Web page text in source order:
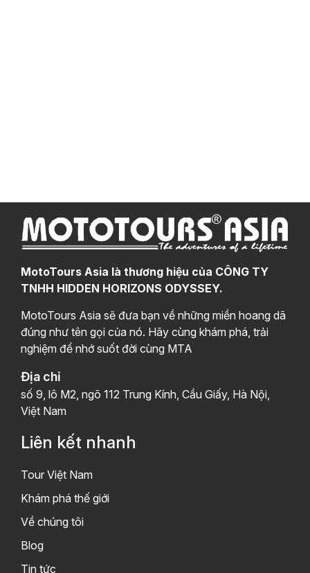
MotoTours Asia là thương hiệu của CÔNG TY
TNHH HIDDEN HORIZONS ODYSSEY.
MotoTours Asia sẽ đưa bạn về những miền hoang dã
đúng như tên gọi của nó. Hãy cùng khám phá, trải
nghiệm để nhớ suốt đời cùng MTA
Địa chỉ
số 9, lô M2, ngõ 112 Trung Kính, Cầu Giấy, Hà Nội,
Việt Nam
Liên kết nhanh
Tour Việt Nam
Khám phá thế giới
Về chúng tôi
Blog
Tin tức